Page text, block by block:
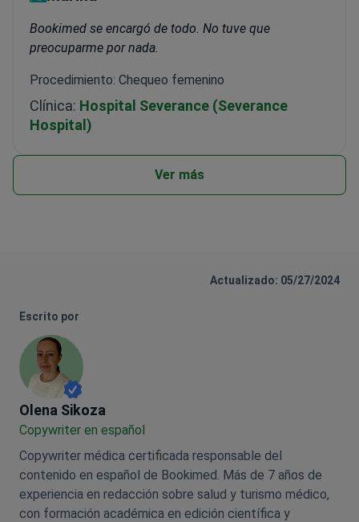
Bookimed se encargó de todo. No tuve que
preocuparme por nada.
Procedimiento: Chequeo femenino
Clínica: Hospital Severance (Severance
Hospital)
Ver más
Actualizado: 05/27/2024
Escrito por
Olena Sikoza
Olena Sikoza
Сopywriter en español
Copywriter médica certificada responsable del
contenido en español de Bookimed. Más de 7 años de
experiencia en redacción sobre salud y turismo médico,
con formación académica en edición científica y